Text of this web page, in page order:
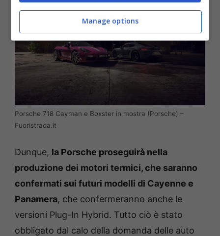
Porsche 718 Cayman e Boxster in mostra (Porsche) –
Fuoristrada.it
Dunque, la Porsche proseguirà nella
produzione dei motori termici, che saranno
confermati sui futuri modelli di Cayenne e
Panamera, che confermeranno anche le
versioni Plug-In Hybrid. Tutto ciò è stato
obbligato dal calo della domanda delle auto
Manage options